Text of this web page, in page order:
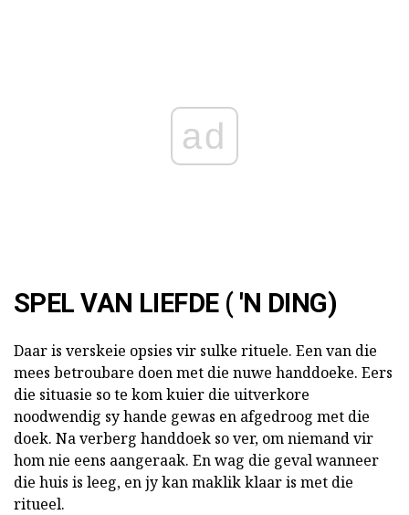
ad
SPEL VAN LIEFDE ( 'N DING)
Daar is verskeie opsies vir sulke rituele. Een van die
mees betroubare doen met die nuwe handdoeke. Eers
die situasie so te kom kuier die uitverkore
noodwendig sy hande gewas en afgedroog met die
doek. Na verberg handdoek so ver, om niemand vir
hom nie eens aangeraak. En wag die geval wanneer
die huis is leeg, en jy kan maklik klaar is met die
ritueel.